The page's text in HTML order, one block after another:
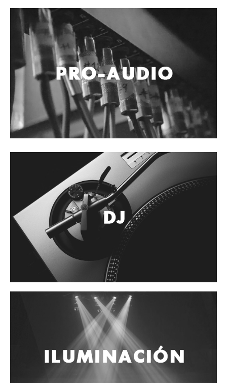
Espigas y conectores
Accesorios
Otros Instrumentos de Cuerdas
Ukulele
Mandolina
Mariachi
Accesorios
Cuerdas
Guitarra Metal
Guitarra Nylon
Guitarra Electrica
Bajo
Otros instrumentos de arco